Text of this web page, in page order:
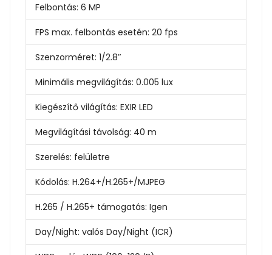
Felbontás: 6 MP
FPS max. felbontás esetén: 20 fps
Szenzorméret: 1/2.8″
Minimális megvilágítás: 0.005 lux
Kiegészítő világítás: EXIR LED
Megvilágítási távolság: 40 m
Szerelés: felületre
Kódolás: H.264+/H.265+/MJPEG
H.265 / H.265+ támogatás: Igen
Day/Night: valós Day/Night (ICR)